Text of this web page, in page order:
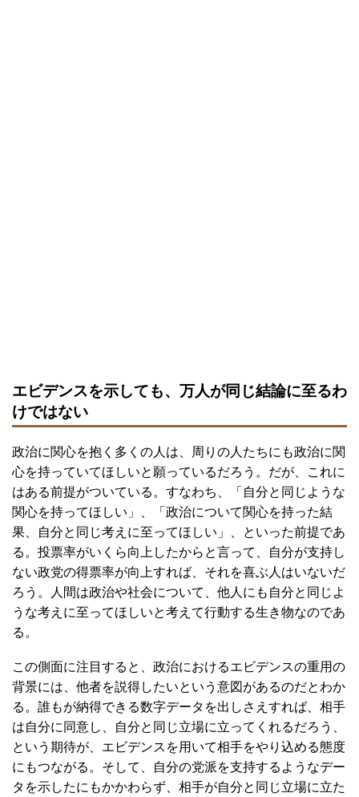
エビデンスを示しても、万人が同じ結論に至るわ
けではない
政治に関心を抱く多くの人は、周りの人たちにも政治に関
心を持っていてほしいと願っているだろう。だが、これに
はある前提がついている。すなわち、「自分と同じような
関心を持ってほしい」、「政治について関心を持った結
果、自分と同じ考えに至ってほしい」、といった前提であ
る。投票率がいくら向上したからと言って、自分が支持し
ない政党の得票率が向上すれば、それを喜ぶ人はいないだ
ろう。人間は政治や社会について、他人にも自分と同じよ
うな考えに至ってほしいと考えて行動する生き物なのであ
る。
この側面に注目すると、政治におけるエビデンスの重用の
背景には、他者を説得したいという意図があるのだとわか
る。誰もが納得できる数字データを出しさえすれば、相手
は自分に同意し、自分と同じ立場に立ってくれるだろう、
という期待が、エビデンスを用いて相手をやり込める態度
にもつながる。そして、自分の党派を支持するようなデー
タを示したにもかかわらず、相手が自分と同じ立場に立た